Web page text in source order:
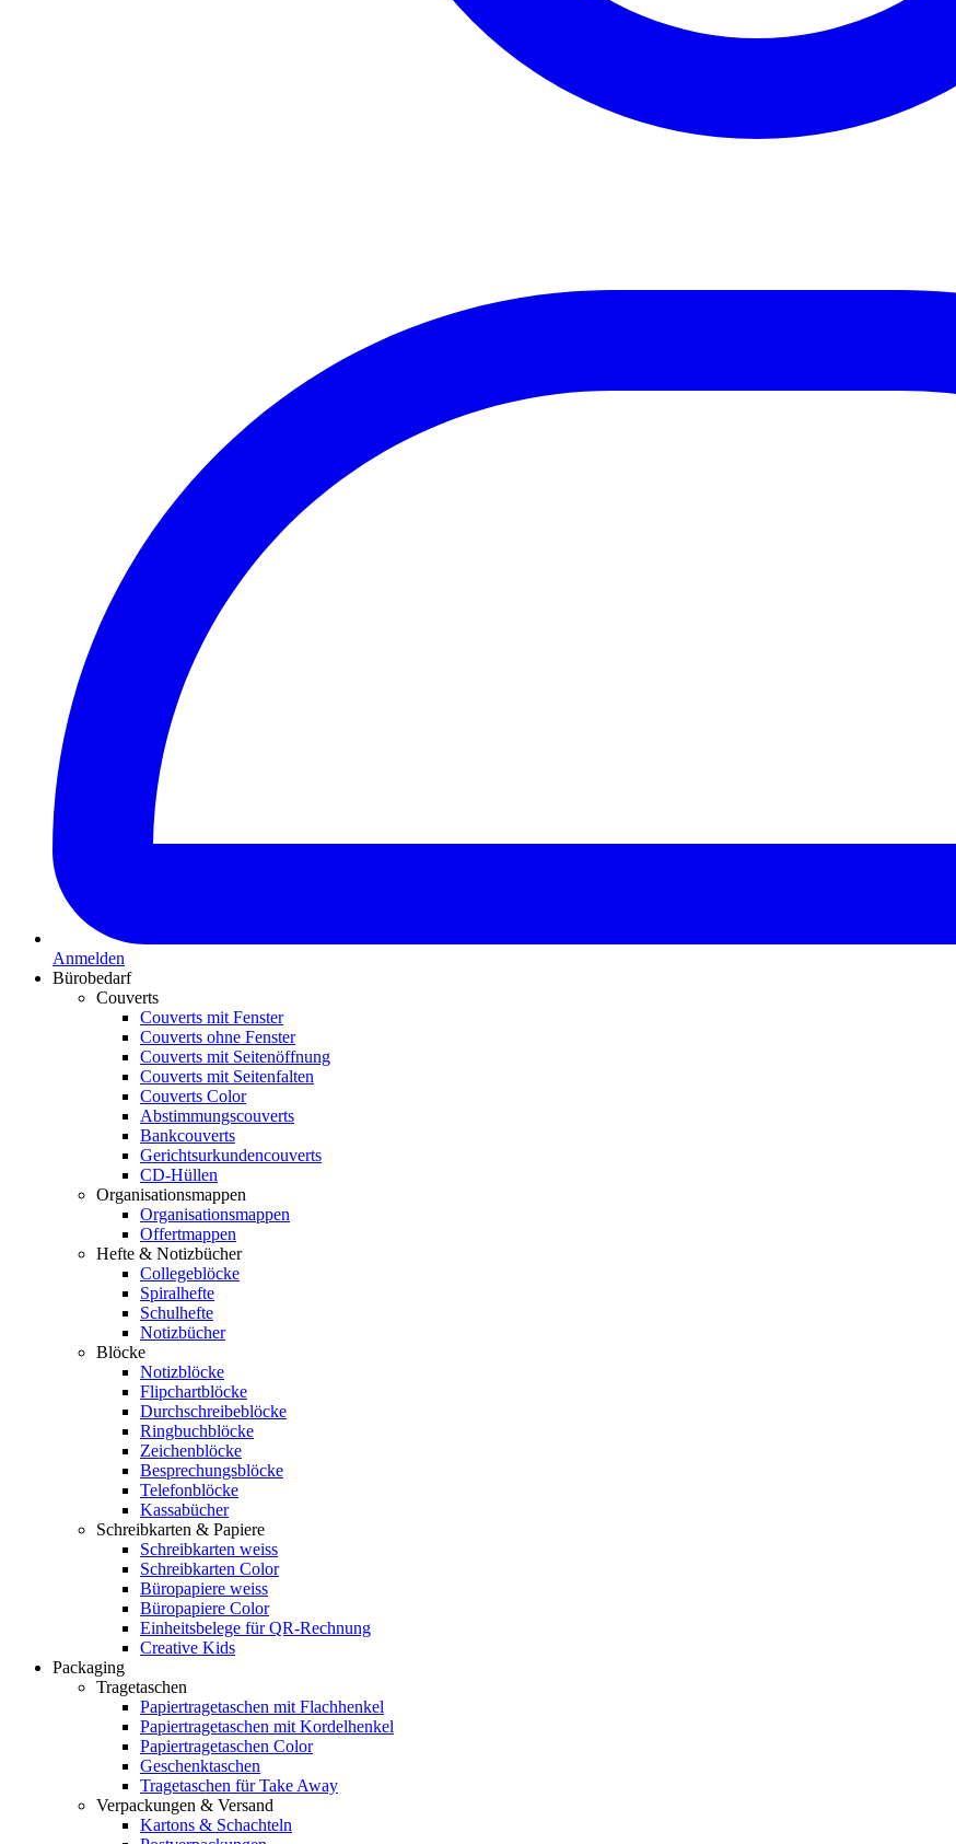
Anmelden
Bürobedarf
Couverts
Couverts mit Fenster
Couverts ohne Fenster
Couverts mit Seitenöffnung
Couverts mit Seitenfalten
Couverts Color
Abstimmungscouverts
Bankcouverts
Gerichtsurkundencouverts
CD-Hüllen
Organisationsmappen
Organisationsmappen
Offertmappen
Hefte & Notizbücher
Collegeblöcke
Spiralhefte
Schulhefte
Notizbücher
Blöcke
Notizblöcke
Flipchartblöcke
Durchschreibeblöcke
Ringbuchblöcke
Zeichenblöcke
Besprechungsblöcke
Telefonblöcke
Kassabücher
Schreibkarten & Papiere
Schreibkarten weiss
Schreibkarten Color
Büropapiere weiss
Büropapiere Color
Einheitsbelege für QR-Rechnung
Creative Kids
Packaging
Tragetaschen
Papiertragetaschen mit Flachhenkel
Papiertragetaschen mit Kordelhenkel
Papiertragetaschen Color
Geschenktaschen
Tragetaschen für Take Away
Verpackungen & Versand
Kartons & Schachteln